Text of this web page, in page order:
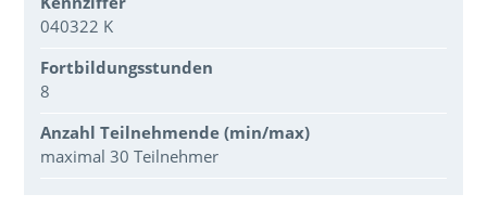
040322 K
Fortbildungsstunden
8
Anzahl Teilnehmende (min/max)
maximal 30 Teilnehmer